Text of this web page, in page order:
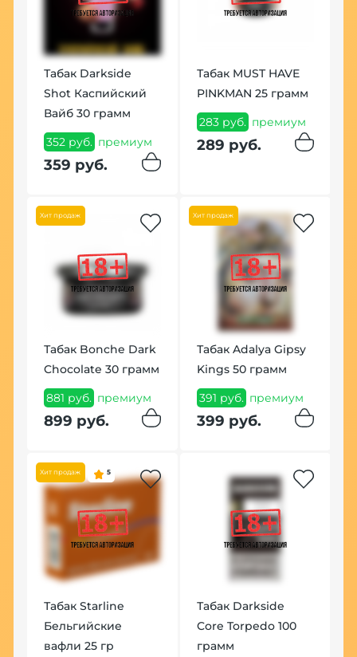
Табак Darkside
Shot Каспийский
Вайб 30 грамм
352 руб. премиум
359 руб.
Табак MUST HAVE
PINKMAN 25 грамм
283 руб. премиум
289 руб.
Хит продаж
Табак Bonche Dark
Chocolate 30 грамм
881 руб. премиум
899 руб.
Хит продаж
Табак Adalya Gipsy
Kings 50 грамм
391 руб. премиум
399 руб.
Хит продаж 5
Табак Starline
Бельгийские
вафли 25 гр
Табак Darkside
Core Torpedo 100
грамм